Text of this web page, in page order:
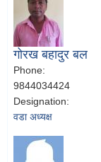
गोरख बहादुर बल
Phone:
9844034424
Designation:
वडा अध्यक्ष